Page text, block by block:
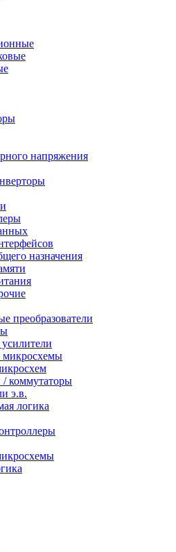
напряжения
назначения
преобразователи
микросхемы
/ коммутаторы
э.в.
логика